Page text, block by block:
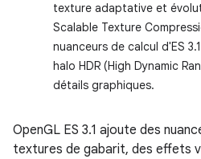
texture adaptative et
Scalable Texture
nuanceurs de calcul d'ES
halo HDR (High Dynamic
détails graphiques.
OpenGL ES 3.1 ajoute des
textures de gabarit, des effets